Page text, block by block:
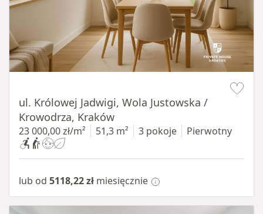
ul. Królowej Jadwigi, Wola Justowska /
Krowodrza, Kraków
23 000,00 zł/m² 51,3 m² 3 pokoje Pierwotny
lub od 5118,22 zł miesięcznie